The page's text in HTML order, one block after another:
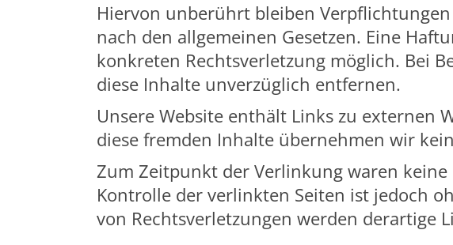
Hiervon unberührt bleiben
nach den allgemeinen Gesetzen. Eine
konkreten Rechtsverletzung möglich. Bei
diese Inhalte unverzüglich entfernen.
Unsere Website enthält Links zu externen
diese fremden Inhalte übernehmen wir
Zum Zeitpunkt der Verlinkung waren
Kontrolle der verlinkten Seiten ist jedoch
von Rechtsverletzungen werden derartige